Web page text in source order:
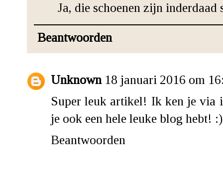
Ja, die schoenen zijn inderdaad
Beantwoorden
Unknown 18 januari 2016 om
Super leuk artikel! Ik ken je via
je ook een hele leuke blog hebt! :)
Beantwoorden